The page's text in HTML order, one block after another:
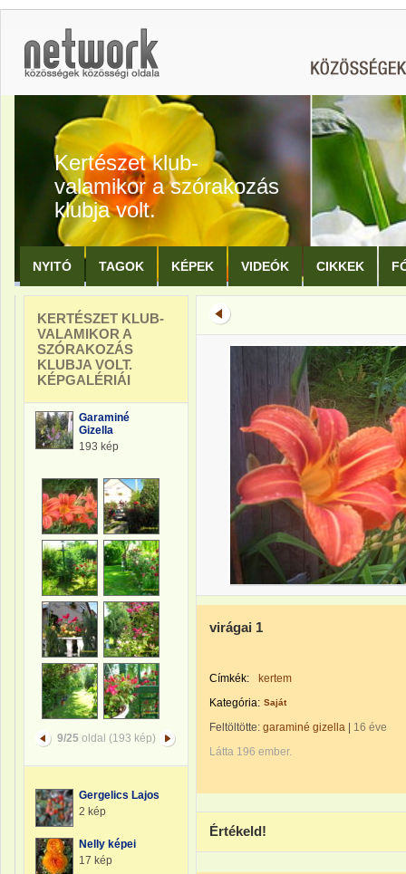
Kertészet klub-
valamikor a szórakozás
klubja volt.
NYITÓ TAGOK KÉPEK VIDEÓK CIKKEK
KERTÉSZET KLUB-
VALAMIKOR A
SZÓRAKOZÁS
KLUBJA VOLT.
KÉPGALÉRIÁI
Garaminé
Gizella
193 kép
9/25oldal (193 kép)
Gergelics Lajos
2 kép
Nelly képei
17 kép
virágai 1
Címkék:
kertem
Kategória: Saját
Feltöltötte: garaminé gizella
16 éve
Látta 196 ember.
Értékeld!